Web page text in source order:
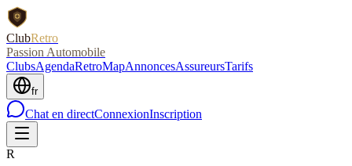
ClubRetro
Passion Automobile
ClubsAgendaRetroMapAnnoncesAssureursTarifs
fr
Chat en directConnexionInscription
R